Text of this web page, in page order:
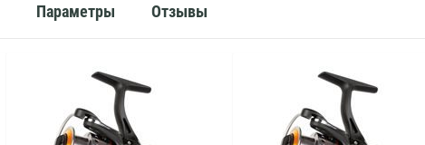
Параметры Отзывы